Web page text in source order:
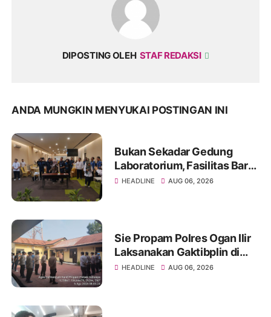
DIPOSTING OLEH STAF REDAKSI
ANDA MUNGKIN MENYUKAI POSTINGAN INI
Bukan Sekadar Gedung
Laboratorium, Fasilitas Baru
di Jakabaring Akan Perkuat
HEADLINE AUG 06, 2026
Sie Propam Polres Ogan Ilir
Laksanakan Gaktibplin di
Polsek Indralaya, Tingkatkan
HEADLINE AUG 06, 2026